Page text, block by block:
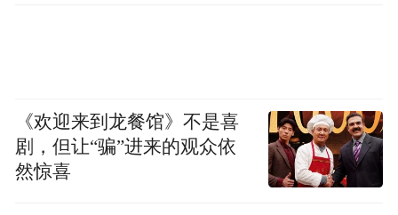
《欢迎来到龙餐馆》不是喜
剧，但让“骗”进来的观众依
然惊喜